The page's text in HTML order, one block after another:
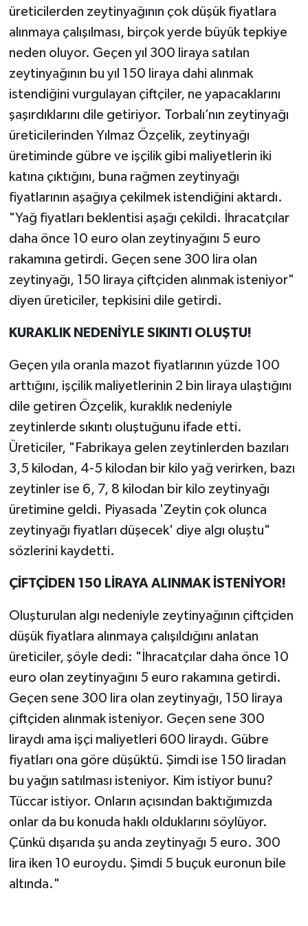
üreticilerden zeytinyağının çok düşük fiyatlara
alınmaya çalışılması, birçok yerde büyük tepkiye
neden oluyor. Geçen yıl 300 liraya satılan
zeytinyağının bu yıl 150 liraya dahi alınmak
istendiğini vurgulayan çiftçiler, ne yapacaklarını
şaşırdıklarını dile getiriyor. Torbalı’nın zeytinyağı
üreticilerinden Yılmaz Özçelik, zeytinyağı
üretiminde gübre ve işçilik gibi maliyetlerin iki
katına çıktığını, buna rağmen zeytinyağı
fiyatlarının aşağıya çekilmek istendiğini aktardı.
"Yağ fiyatları beklentisi aşağı çekildi. İhracatçılar
daha önce 10 euro olan zeytinyağını 5 euro
rakamına getirdi. Geçen sene 300 lira olan
zeytinyağı, 150 liraya çiftçiden alınmak isteniyor"
diyen üreticiler, tepkisini dile getirdi.
KURAKLIK NEDENİYLE SIKINTI OLUŞTU!
Geçen yıla oranla mazot fiyatlarının yüzde 100
arttığını, işçilik maliyetlerinin 2 bin liraya ulaştığını
dile getiren Özçelik, kuraklık nedeniyle
zeytinlerde sıkıntı oluştuğunu ifade etti.
Üreticiler, "Fabrikaya gelen zeytinlerden bazıları
3,5 kilodan, 4-5 kilodan bir kilo yağ verirken, bazı
zeytinler ise 6, 7, 8 kilodan bir kilo zeytinyağı
üretimine geldi. Piyasada 'Zeytin çok olunca
zeytinyağı fiyatları düşecek' diye algı oluştu"
sözlerini kaydetti.
ÇİFTÇİDEN 150 LİRAYA ALINMAK İSTENİYOR!
Oluşturulan algı nedeniyle zeytinyağının çiftçiden
düşük fiyatlara alınmaya çalışıldığını anlatan
üreticiler, şöyle dedi: "İhracatçılar daha önce 10
euro olan zeytinyağını 5 euro rakamına getirdi.
Geçen sene 300 lira olan zeytinyağı, 150 liraya
çiftçiden alınmak isteniyor. Geçen sene 300
liraydı ama işçi maliyetleri 600 liraydı. Gübre
fiyatları ona göre düşüktü. Şimdi ise 150 liradan
bu yağın satılması isteniyor. Kim istiyor bunu?
Tüccar istiyor. Onların açısından baktığımızda
onlar da bu konuda haklı olduklarını söylüyor.
Çünkü dışarıda şu anda zeytinyağı 5 euro. 300
lira iken 10 euroydu. Şimdi 5 buçuk euronun bile
altında."